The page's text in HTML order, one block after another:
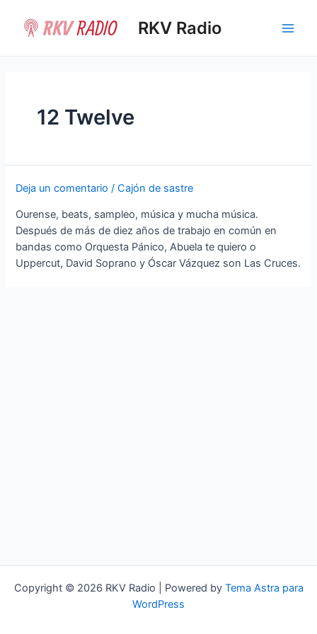
contenido
RKV Radio
12 Twelve
Deja un comentario /Cajón de sastre
Ourense, beats, sampleo, música y mucha música.
Después de más de diez años de trabajo en común en
bandas como Orquesta Pánico, Abuela te quiero o
Uppercut, David Soprano y Óscar Vázquez son Las Cruces.
Copyright © 2026 RKV Radio | Powered by Tema Astra para
WordPress